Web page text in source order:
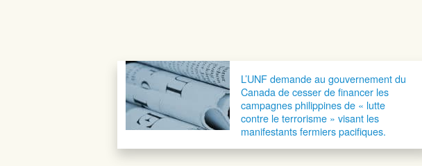
L’UNF demande au gouvernement du
Canada de cesser de financer les
campagnes philippines de « lutte
contre le terrorisme » visant les
manifestants fermiers pacifiques.